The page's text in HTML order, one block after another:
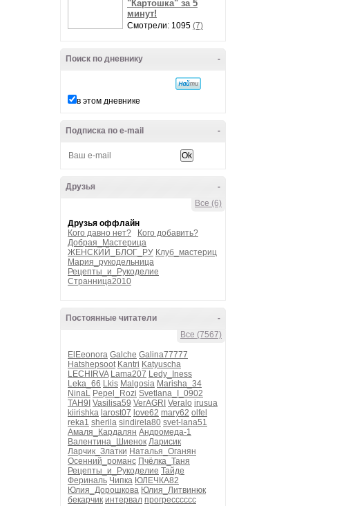
"Картошка" за 5
минут!
Смотрели: 1095 (7)
-
Поиск по дневнику
в этом дневнике
-
Подписка по e-mail
-
Друзья
Все (6)
Друзья оффлайн
Кого давно нет?
Кого добавить?
Добрая_Мастерица
ЖЕНСКИЙ_БЛОГ_РУ Клуб_мастериц
Мария_рукодельница
Рецепты_и_Рукоделие
Странница2010
-
Постоянные читатели
Все (7567)
ElEeonora Galche Galina77777
Hatshepsoot Kantri Katyuscha
LECHIRVA Lama207 Ledy_Iness
Leka_66 Lkis Malgosia Marisha_34
NinaL Pepel_Rozi Svetlana_I_0902
TAH9I Vasilisa59 VerAGRI Veralo irusua
kiirishka larost07 love62 mary62 olfel
reka1 sherila sindirela80 svet-lana51
Амаля_Кардалян Андромеда-1
Валентина_Шиенок Ларисик
Ларчик_Златки Наталья_Оганян
Осенний_романс Пчёлка_Таня
Рецепты_и_Рукоделие Тайде
Фериналь Чипка ЮЛЕЧКА82
Юлия_Дорошкова Юлия_Литвинюк
бекарчик интервал прогресссссс